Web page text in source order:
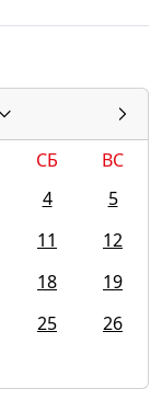
СБ
ВС
4
5
11
12
18
19
25
26